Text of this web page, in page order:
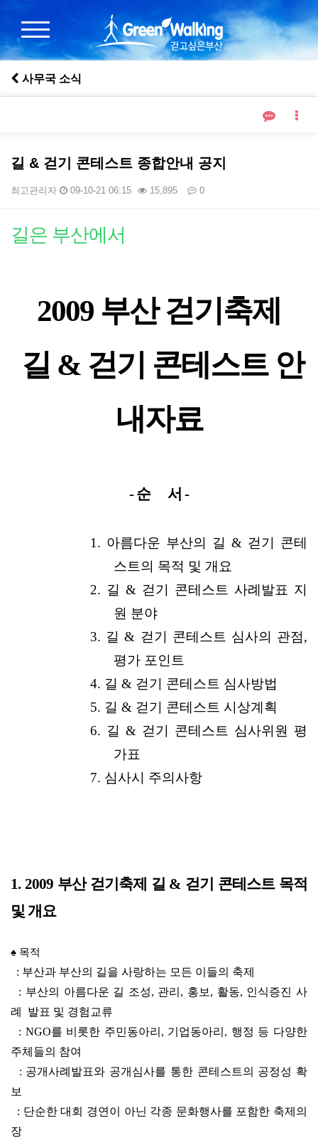
사무국 소식
길 & 걷기 콘테스트 종합안내 공지
최고관리자 09-10-21 06:15 15,895 0
본문
길은 부산에서
2009 부산 걷기축제
길 & 걷기 콘테스트 안
내자료
- 순 서 -
1. 아름다운 부산의 길 & 걷기 콘테
스트의 목적 및 개요
2. 길 & 걷기 콘테스트 사례발표 지
원 분야
3. 길 & 걷기 콘테스트 심사의 관점,
평가 포인트
4. 길 & 걷기 콘테스트 심사방법
5. 길 & 걷기 콘테스트 시상계획
6. 길 & 걷기 콘테스트 심사위원 평
가표
7. 심사시 주의사항
1. 2009 부산 걷기축제 길 & 걷기 콘테스트 목적
및 개요
♠ 목적
: 부산과 부산의 길을 사랑하는 모든 이들의 축제
: 부산의 아름다운 길 조성, 관리, 홍보, 활동, 인식증진 사
례 발표 및 경험교류
: NGO를 비롯한 주민동아리, 기업동아리, 행정 등 다양한
주체들의 참여
: 공개사례발표와 공개심사를 통한 콘테스트의 공정성 확
보
: 단순한 대회 경연이 아닌 각종 문화행사를 포함한 축제의
장